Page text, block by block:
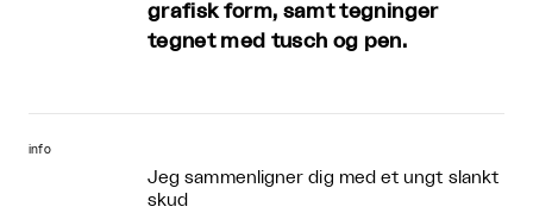
grafisk form, samt tegninger
tegnet med tusch og pen.
info
Jeg sammenligner dig med et ungt slankt
skud